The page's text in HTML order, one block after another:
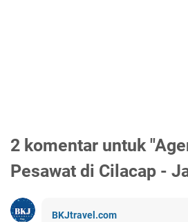
2 komentar untuk
Pesawat di Cilacap -
BKJtravel.com